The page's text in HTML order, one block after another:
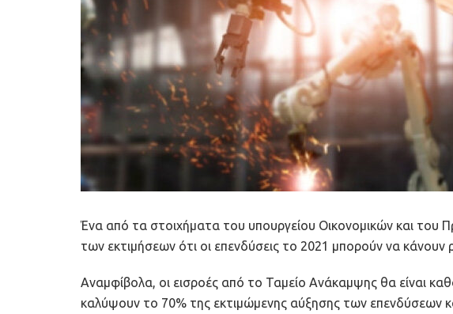
Ένα από τα στοιχήματα του υπουργείου Οικονομικών και του
των εκτιμήσεων ότι οι επενδύσεις το 2021 μπορούν να κάνουν
Αναμφίβολα, οι εισροές από το Ταμείο Ανάκαμψης θα είναι
καλύψουν το 70% της εκτιμώμενης αύξησης των επενδύσεων